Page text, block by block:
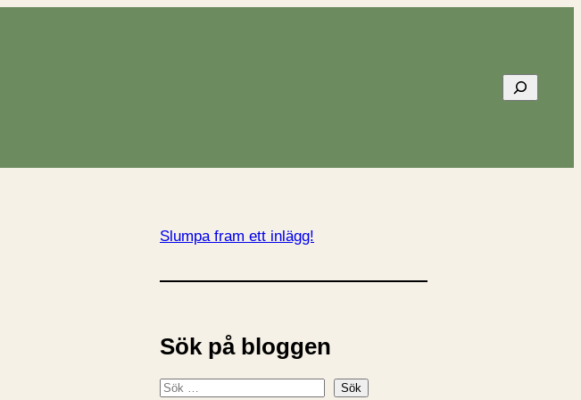
Sök
Slumpa fram ett inlägg!
Sök på bloggen
S
Sök